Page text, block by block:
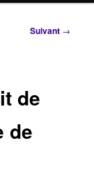
Suivant →
de
de